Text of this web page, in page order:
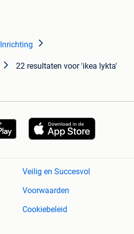
22 resultaten voor 'ikea lykta'
Veilig en Succesvol
Voorwaarden
Cookiebeleid